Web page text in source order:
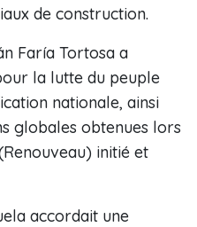
de construction.
Faría Tortosa a
la lutte du peuple
nationale, ainsi
globales obtenues lors
initié et
accordait une